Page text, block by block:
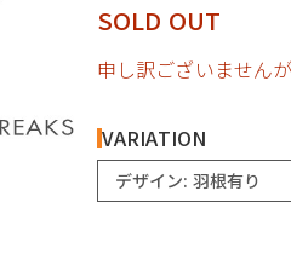
SOLD OUT
申し訳ございません
VARIATION
デザイン: 羽根有り